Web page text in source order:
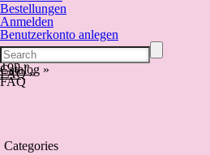
Bestellungen
Anmelden
Benutzerkonto anlegen
Top »
Catalog »
FAQ »
FAQ
Categories